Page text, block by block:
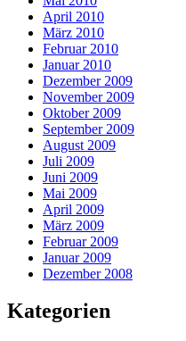
April 2010
März 2010
Februar 2010
Januar 2010
Dezember 2009
November 2009
Oktober 2009
September 2009
August 2009
Juli 2009
Juni 2009
Mai 2009
April 2009
März 2009
Februar 2009
Januar 2009
Dezember 2008
Kategorien